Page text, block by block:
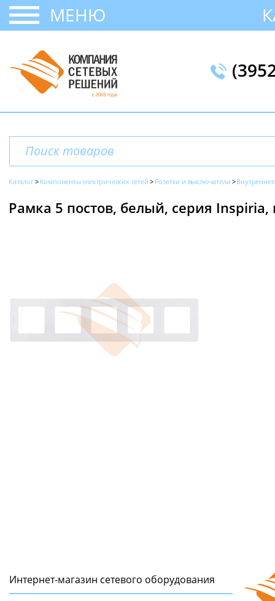
МЕНЮ
Каталог Компоненты электрических сетей Розетки и выключатели
Рамка 5 постов, белый, серия Inspiria,
Интернет-магазин сетeвого оборудования